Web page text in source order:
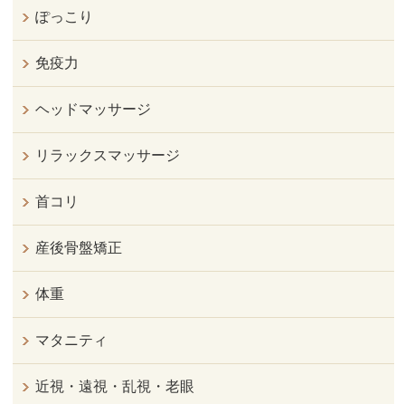
ぽっこり
免疫力
ヘッドマッサージ
リラックスマッサージ
首コリ
産後骨盤矯正
体重
マタニティ
近視・遠視・乱視・老眼